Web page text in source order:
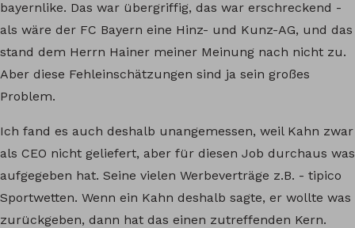
bayernlike. Das war übergriffig, das war erschreckend -
als wäre der FC Bayern eine Hinz- und Kunz-AG, und das
stand dem Herrn Hainer meiner Meinung nach nicht zu.
Aber diese Fehleinschätzungen sind ja sein großes
Problem.
Ich fand es auch deshalb unangemessen, weil Kahn zwar
als CEO nicht geliefert, aber für diesen Job durchaus was
aufgegeben hat. Seine vielen Werbeverträge z.B. - tipico
Sportwetten. Wenn ein Kahn deshalb sagte, er wollte was
zurückgeben, dann hat das einen zutreffenden Kern.